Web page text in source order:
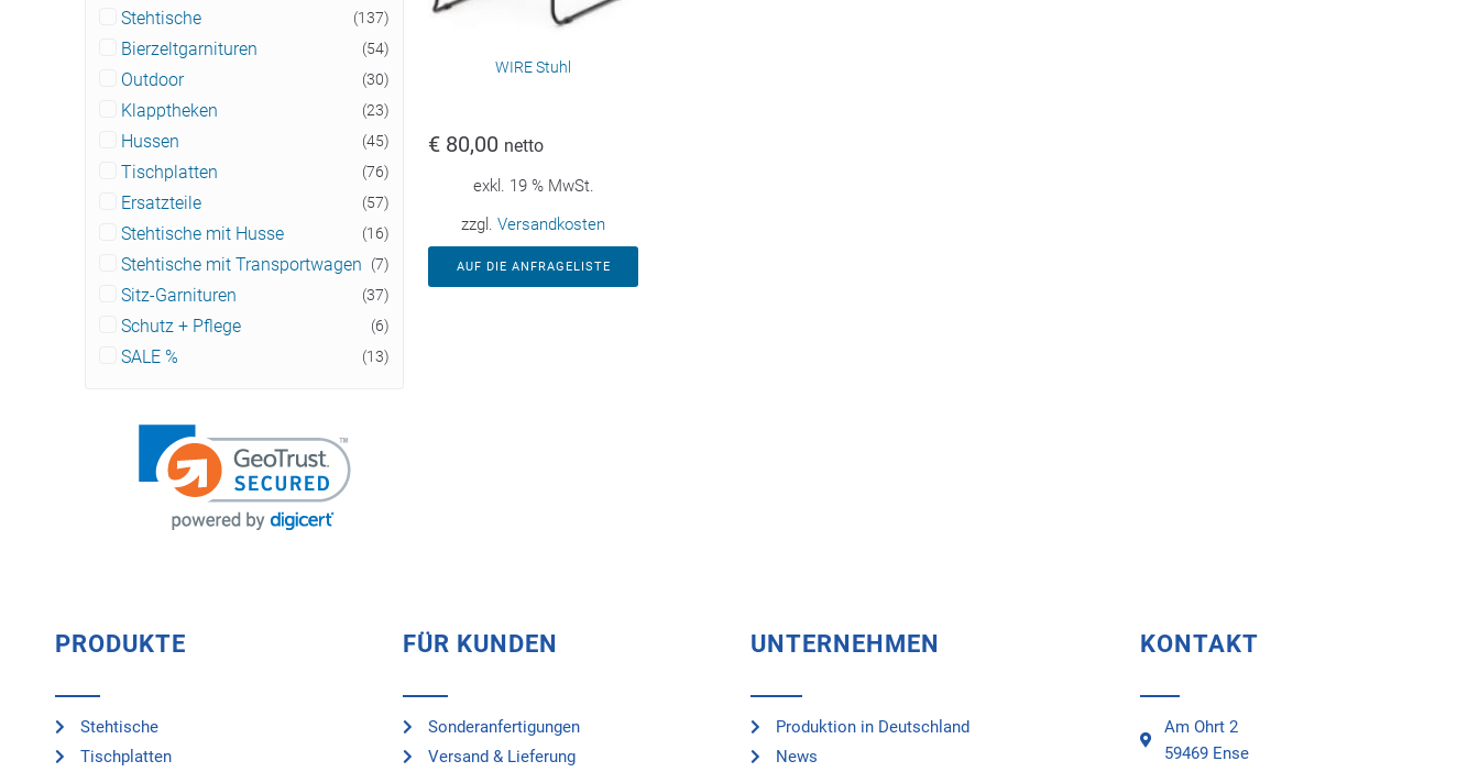
WIRE Stuhl
€ 80,00 netto
exkl. 19 % MwSt.
zzgl. Versandkosten
AUF DIE ANFRAGELISTE
Stehtische (137)
Bierzeltgarnituren (54)
Outdoor (30)
Klapptheken (23)
Hussen (45)
Tischplatten (76)
Ersatzteile (57)
Stehtische mit Husse (16)
Stehtische mit Transportwagen (7)
Sitz-Garnituren (37)
Schutz + Pflege (6)
SALE % (13)
PRODUKTE
Stehtische
Tischplatten
FÜR KUNDEN
Sonderanfertigungen
Versand & Lieferung
UNTERNEHMEN
Produktion in Deutschland
News
KONTAKT
Am Ohrt 2
59469 Ense